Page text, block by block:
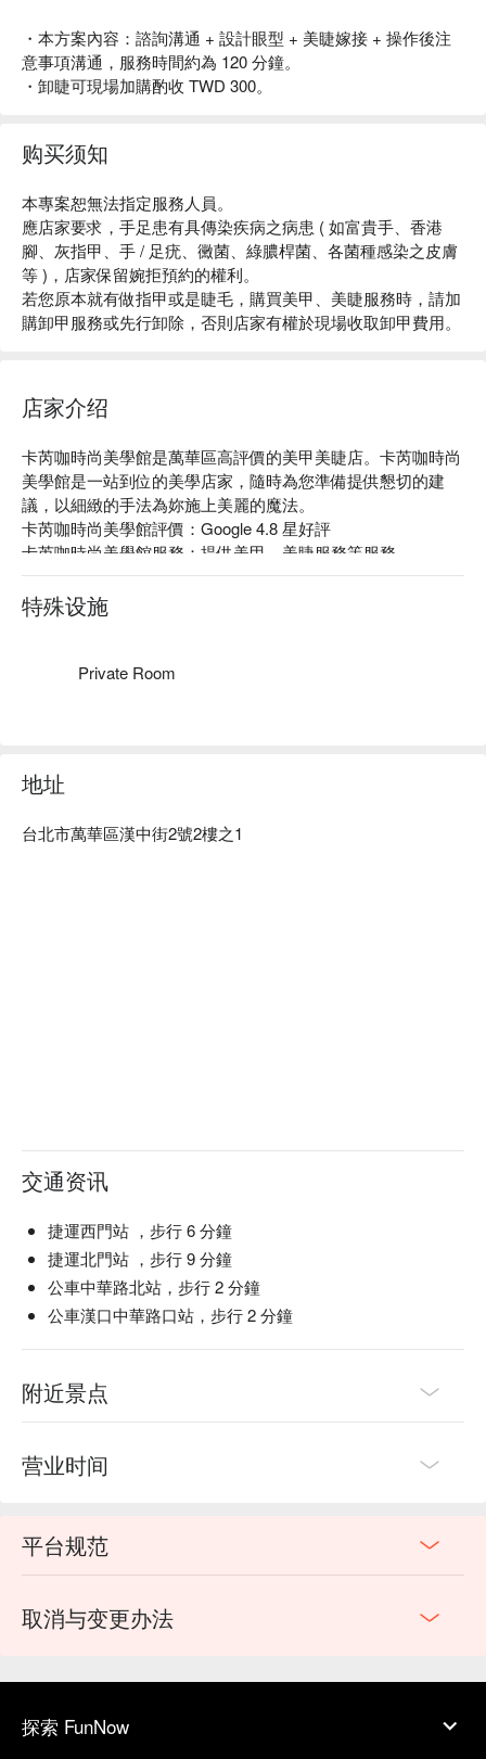
・本方案內容：諮詢溝通 + 設計眼型 + 美睫嫁接 + 操作後注
意事項溝通，服務時間約為 120 分鐘。
・卸睫可現場加購酌收 TWD 300。
购买须知
本專案恕無法指定服務人員。
應店家要求，手足患有具傳染疾病之病患 ( 如富貴手、香港
腳、灰指甲、手 / 足疣、黴菌、綠膿桿菌、各菌種感染之皮膚
等 )，店家保留婉拒預約的權利。
若您原本就有做指甲或是睫毛，購買美甲、美睫服務時，請加
購卸甲服務或先行卸除，否則店家有權於現場收取卸甲費用。
店家介绍
卡芮咖時尚美學館是萬華區高評價的美甲美睫店。卡芮咖時尚
美學館是一站到位的美學店家，隨時為您準備提供懇切的建
議，以細緻的手法為妳施上美麗的魔法。
卡芮咖時尚美學館評價：Google 4.8 星好評
卡芮咖時尚美學館服務：提供美甲、美睫服務等服務。
卡芮咖時尚美學館推薦：皆由專業老師團隊服務，提供專業且
客製化的服務，可溝通您的需求，打造專屬於你的風格！
卡芮咖時尚美學館預約、卡芮咖時尚美學館價格、卡芮咖時尚
特殊设施
Private Room
地址
台北市萬華區漢中街2號2樓之1
交通资讯
捷運西門站 ，步行 6 分鐘
捷運北門站 ，步行 9 分鐘
公車中華路北站，步行 2 分鐘
公車漢口中華路口站，步行 2 分鐘
附近景点
营业时间
平台规范
取消与变更办法
探索 FunNow